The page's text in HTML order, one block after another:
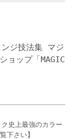
ンジ技法集 マジ
ョップ「MAGIC